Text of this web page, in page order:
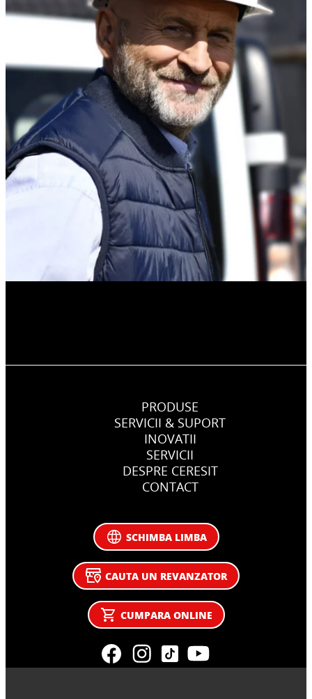
PRODUSE
SERVICII & SUPORT
INOVATII
SERVICII
DESPRE CERESIT
CONTACT
SCHIMBA LIMBA
CAUTA UN REVANZATOR
CUMPARA ONLINE